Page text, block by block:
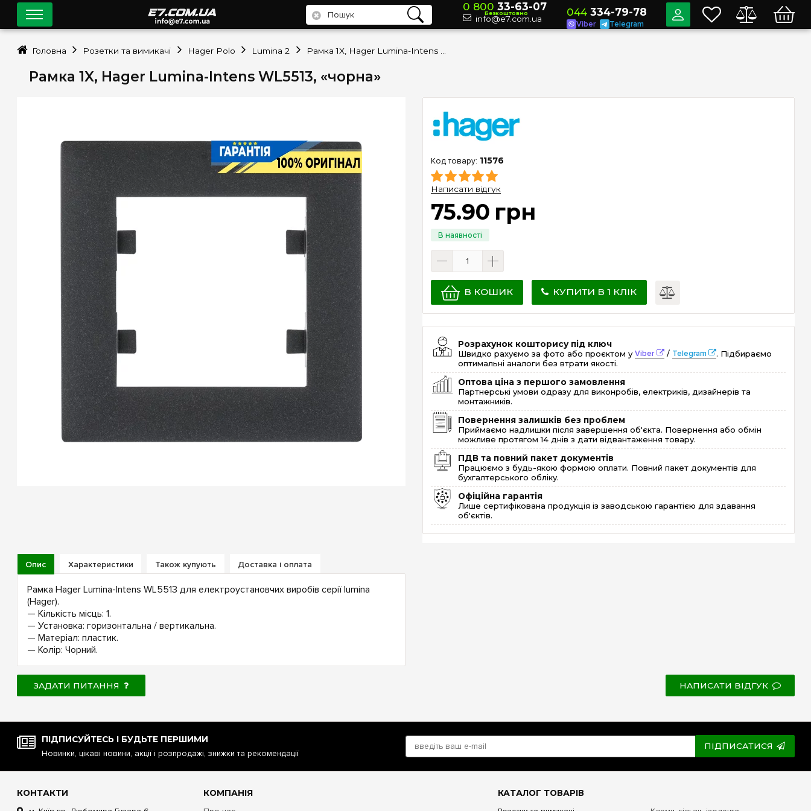
Рамка 1X, Hager Lumina-Intens WL5513, «чорна»
11576
Написати відгук
75.90 грн
В КОШИК КУПИТИ В 1 КЛІК
Розрахунок кошторису під ключ
Швидко рахуємо за фото або проєктом уViber / Telegram
. Підбираємо
оптимальні аналоги без втрати якості.
Оптова ціна з першого замовлення
Партнерські умови одразу для виконробів, електриків, дизайнерів та
монтажників.
Повернення залишків без проблем
Приймаємо надлишки після завершення об'єкта. Повернення або обмін
можливе протягом 14 днів з дати відвантаження товару.
ПДВ та повний пакет документів
Працюємо з будь-якою формою оплати. Повний пакет документів для
бухгалтерського обліку.
Офіційна гарантія
Лише сертифікована продукція із заводською гарантією для здавання
об'єктів.
Опис Характеристики Також купують Доставка і оплата
Рамка Hager Lumina-Intens WL5513 для електроустановчих виробів серії lumina
(Hager).
— Кількість місць: 1.
— Установка: горизонтальна / вертикальна.
— Матеріал: пластик.
— Колір: Чорний.
ЗАДАТИ ПИТАННЯ НАПИСАТИ ВІДГУК
0 800 33-63-07
Безкоштовно
info@e7.com.ua
044 334-79-78
Viber Telegram
Головна Розетки та вимикачі Hager Polo Lumina 2
ПІДПИСУЙТЕСЬ І БУДЬТЕ ПЕРШИМИ
Новинки, цікаві новини, акції і розпродажі, знижки та рекомендації
ПІДПИСАТИСЯ
КОНТАКТИ КОМПАНІЯ КАТАЛОГ ТОВАРІВ